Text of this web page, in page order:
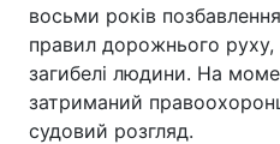
восьми років
правил дорожнього
загибелі людини. На
затриманий
судовий розгляд.